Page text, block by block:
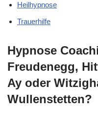
Heilhypnose
Trauerhilfe
Hypnose
Freudenegg,
Ay oder
Wullenstetten?